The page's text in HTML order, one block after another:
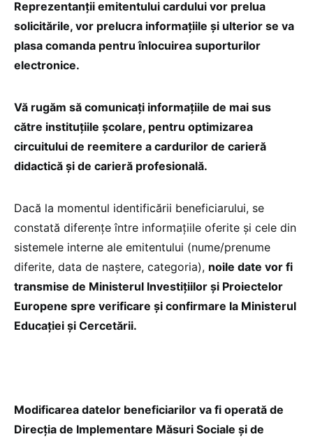
Reprezentanții emitentului cardului vor prelua
solicitările, vor prelucra informațiile și ulterior se va
plasa comanda pentru înlocuirea suporturilor
electronice.
Vă rugăm să comunicați informațiile de mai sus
către instituțiile școlare, pentru optimizarea
circuitului de reemitere a cardurilor de carieră
didactică și de carieră profesională.
Dacă la momentul identificării beneficiarului, se
constată diferențe între informațiile oferite și cele din
sistemele interne ale emitentului (nume/prenume
diferite, data de naștere, categoria), noile date vor fi
transmise de Ministerul Investițiilor și Proiectelor
Europene spre verificare și confirmare la Ministerul
Educației și Cercetării.
Modificarea datelor beneficiarilor va fi operată de
Direcția de Implementare Măsuri Sociale și de